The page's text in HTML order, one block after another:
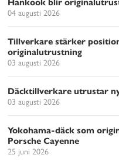
04 augusti 2026
Tillverkare stärker
originalutrustning
03 augusti 2026
Däcktillverkare utrustar
03 augusti 2026
Yokohama-däck som
Porsche Cayenne
25 juni 2026